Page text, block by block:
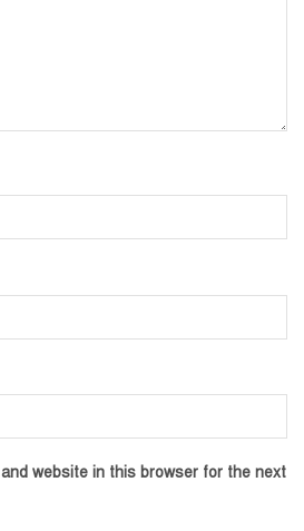
and website in this browser for the next